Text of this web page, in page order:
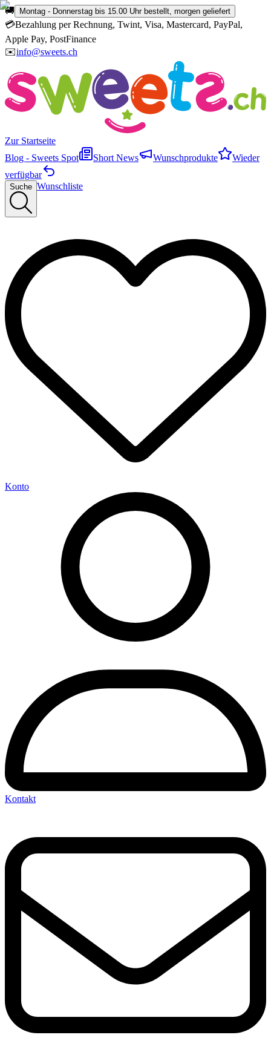
🚚 Montag - Donnerstag bis 15.00 Uhr bestellt, morgen geliefert
💳Bezahlung per Rechnung, Twint, Visa, Mastercard, PayPal,
Apple Pay, PostFinance
✉️info@sweets.ch
Zur Startseite
Blog - Sweets Spot
Short News Wunschprodukte
Wieder
verfügbar
Suche Wunschliste
Konto
Kontakt